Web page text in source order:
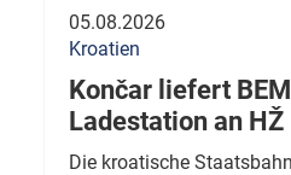
05.08.2026
Kroatien
Končar liefert
Ladestation an HŽ
Die kroatische